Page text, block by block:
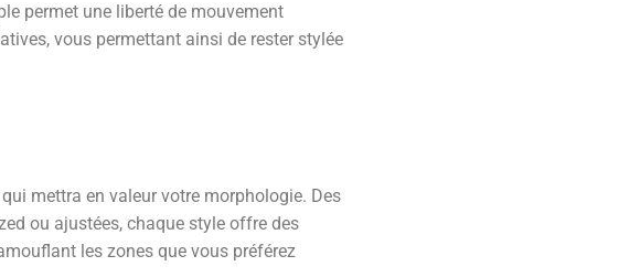
permet une liberté de mouvement
vous permettant ainsi de rester stylée
mettra en valeur votre morphologie. Des
ou ajustées, chaque style offre des
les zones que vous préférez